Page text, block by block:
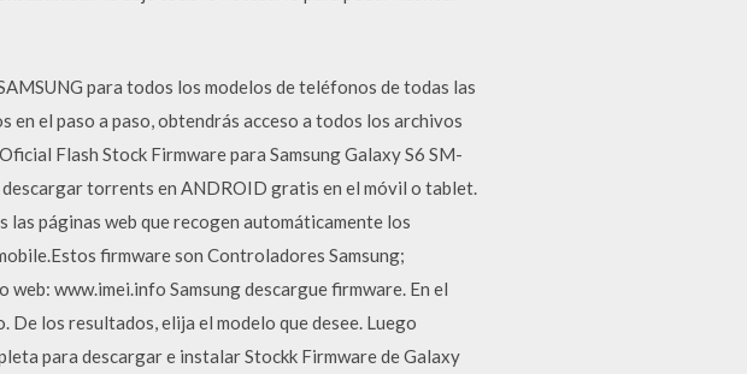
para todos los modelos de teléfonos de todas las
en el paso a paso, obtendrás acceso a todos los archivos
Flash Stock Firmware para Samsung Galaxy S6 SM-
torrents en ANDROID gratis en el móvil o tablet.
las páginas web que recogen automáticamente los
firmware son Controladores Samsung;
www.imei.info Samsung descargue firmware. En el
los resultados, elija el modelo que desee. Luego
para descargar e instalar Stockk Firmware de Galaxy